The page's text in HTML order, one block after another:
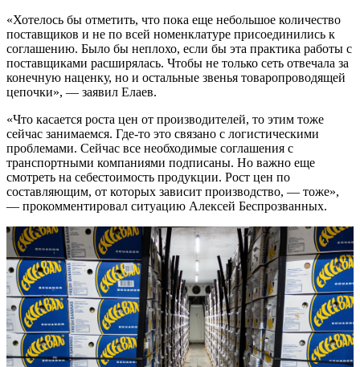
«Хотелось бы отметить, что пока еще небольшое количество
поставщиков и не по всей номенклатуре присоединились к
соглашению. Было бы неплохо, если бы эта практика работы с
поставщиками расширялась. Чтобы не только сеть отвечала за
конечную наценку, но и остальные звенья товаропроводящей
цепочки», — заявил Елаев.
«Что касается роста цен от производителей, то этим тоже
сейчас занимаемся. Где-то это связано с логистическими
проблемами. Сейчас все необходимые соглашения с
транспортными компаниями подписаны. Но важно еще
смотреть на себестоимость продукции. Рост цен по
составляющим, от которых зависит производство, — тоже»,
— прокомментировал ситуацию Алексей Беспрозванных.